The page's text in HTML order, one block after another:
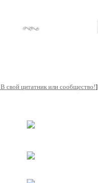
В свой цитатник или сообщество!]